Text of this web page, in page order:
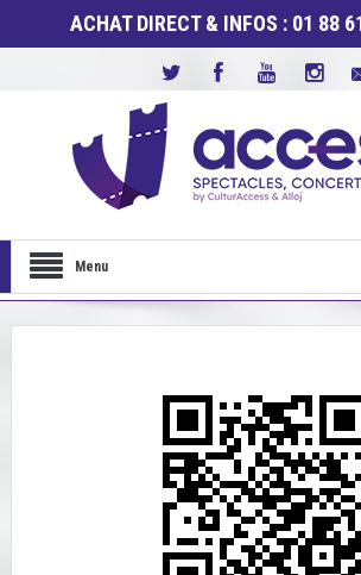
ACHAT DIRECT & INFOS : 01 88
Menu